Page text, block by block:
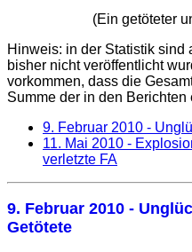
(Ein getöteter
Hinweis: in der Statistik sind
bisher nicht veröffentlicht
vorkommen, dass die
Summe der in den Berichten
9. Februar 2010 -
11. Mai 2010 -
verletzte FA
9. Februar 2010 -
Getötete